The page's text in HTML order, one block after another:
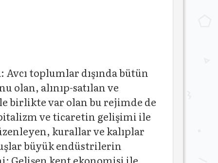
toplumlar dışında bütün
olan, alınıp-satılan ve
birlikte var olan bu rejimde de
ve ticaretin gelişimi ile
kurallar ve kalıplar
büyük endüstrilerin
Gelişen kent ekonomisi ile